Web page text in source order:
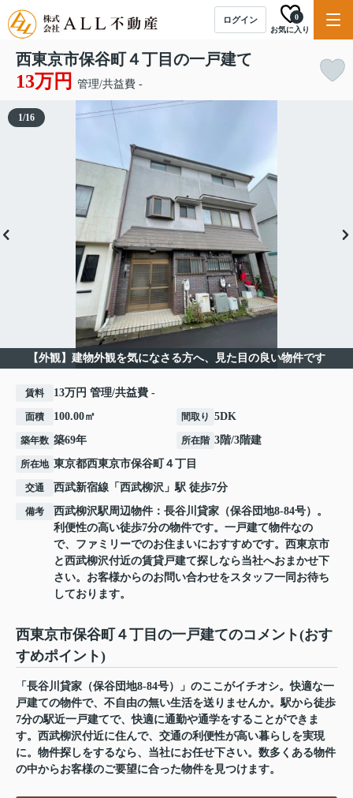
ログイン
お気に入り
0
西東京市保谷町４丁目の一戸建て
13万円 管理/共益費 -
【外観】建物外観を気になさる方へ、見た目の良い物件です
1/16
賃料 13万円 管理/共益費 -
面積 100.00㎡ 間取り 5DK
築年数 築69年 所在階 3階/3階建
所在地 東京都西東京市保谷町 ４丁目
交通 西武新宿線 「 西武柳沢 」駅 徒歩7分
備考
西武柳沢駅周辺物件：長谷川貸家（保谷団地8-84号）。
利便性の高い徒歩7分の物件です。一戸建て物件なの
で、ファミリーでのお住まいにおすすめです。西東京市
と西武柳沢付近の賃貸戸建て探しなら当社へおまかせ下
さい。お客様からのお問い合わせをスタッフ一同お待ち
しております。
西東京市保谷町４丁目の一戸建てのコメント(おす
すめポイント)
「長谷川貸家（保谷団地8-84号）」のここがイチオシ。快適な一
戸建ての物件で、不自由の無い生活を送りませんか。駅から徒歩
7分の駅近一戸建てで、快適に通勤や通学をすることができま
す。西武柳沢付近に住んで、交通の利便性が高い暮らしを実現
に。物件探しをするなら、当社にお任せ下さい。数多くある物件
の中からお客様のご要望に合った物件を見つけます。